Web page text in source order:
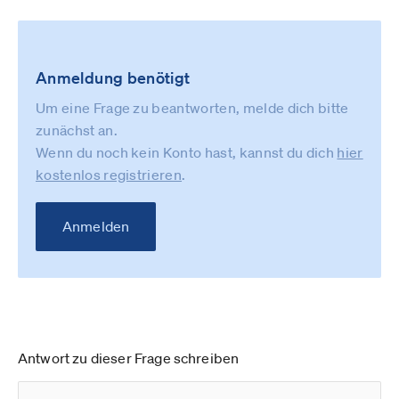
Anmeldung benötigt
Um eine Frage zu beantworten, melde dich bitte
zunächst an.
Wenn du noch kein Konto hast, kannst du dich hier
kostenlos registrieren.
Anmelden
Antwort zu dieser Frage schreiben